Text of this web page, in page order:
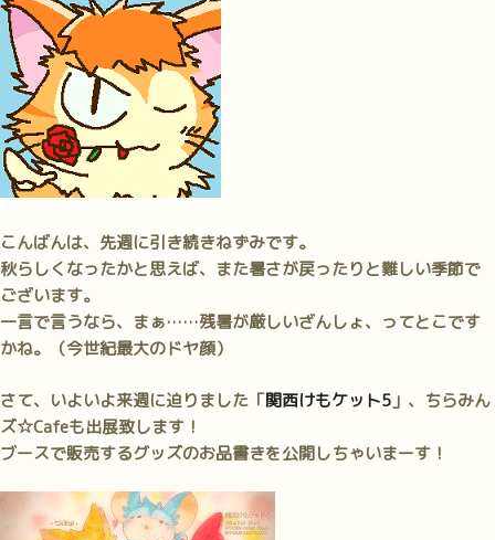
り
が
と
う
ご
ざ
い
ま
た。”
の
こんばんは、先週に引き続きねずみです。
秋らしくなったかと思えば、また暑さが戻ったりと難しい季節で
ございます。
一言で言うなら、まぁ……残暑が厳しいざんしょ、ってとこです
かね。（今世紀最大のドヤ顔）
さて、いよいよ来週に迫りました「関西けもケット5 」、ちらみん
ズ☆Cafeも出展致します！
ブースで販売するグッズのお品書きを公開しちゃいまーす！